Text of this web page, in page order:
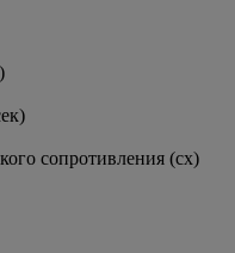
сопротивления (сх)